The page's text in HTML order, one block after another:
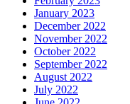
January 2023
December 2022
November 2022
October 2022
September 2022
August 2022
July 2022